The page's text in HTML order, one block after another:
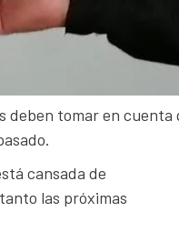
deben tomar en cuenta
cansada de
las próximas